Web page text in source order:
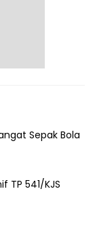
Sepak Bola
TP 541/KJS